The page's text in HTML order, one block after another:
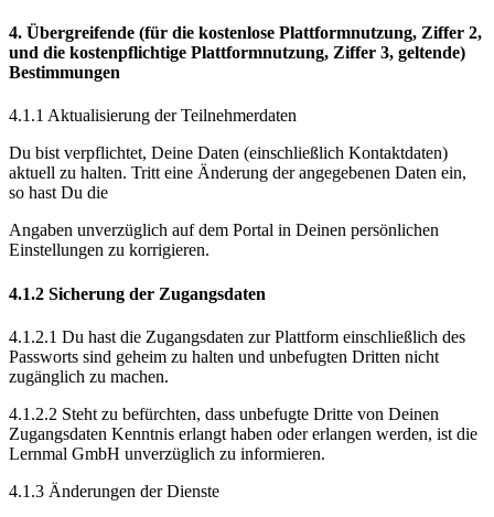
4. Übergreifende (für die kostenlose Plattformnutzung, Ziffer 2,
und die kostenpflichtige Plattformnutzung, Ziffer 3, geltende)
Bestimmungen
4.1.1 Aktualisierung der Teilnehmerdaten
Du bist verpflichtet, Deine Daten (einschließlich Kontaktdaten)
aktuell zu halten. Tritt eine Änderung der angegebenen Daten ein,
so hast Du die
Angaben unverzüglich auf dem Portal in Deinen persönlichen
Einstellungen zu korrigieren.
4.1.2 Sicherung der Zugangsdaten
4.1.2.1 Du hast die Zugangsdaten zur Plattform einschließlich des
Passworts sind geheim zu halten und unbefugten Dritten nicht
zugänglich zu machen.
4.1.2.2 Steht zu befürchten, dass unbefugte Dritte von Deinen
Zugangsdaten Kenntnis erlangt haben oder erlangen werden, ist die
Lernmal GmbH unverzüglich zu informieren.
4.1.3 Änderungen der Dienste